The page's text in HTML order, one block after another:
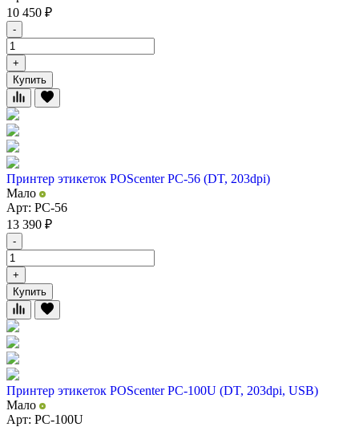
10 450 ₽
-
+
Купить
Принтер этикеток POScenter PC-56 (DT, 203dpi)
Мало
Арт: PC-56
13 390 ₽
-
+
Купить
Принтер этикеток POScenter PC-100U (DT, 203dpi, USB)
Мало
Арт: PC-100U